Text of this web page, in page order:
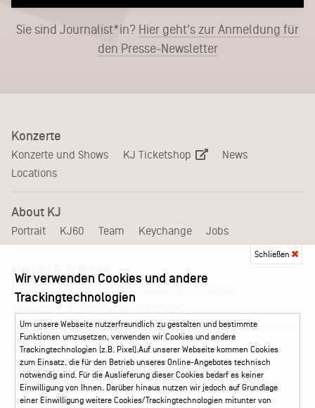
Sie sind Journalist*in? Hier geht's zur Anmeldung für
den Presse-Newsletter
Konzerte
Konzerte und Shows KJ Ticketshop
News
Locations
About KJ
Portrait KJ60 Team Keychange Jobs
Booking Presse
Service
Kontakt Leichte Sprache
FAQ / Hilfe
Ticketshop Hamburg
Gutscheine
Callback-Service
Ticketservice 040 - 413 22 60
Schließen
Wir verwenden Cookies und andere
Trackingtechnologien
Um unsere Webseite nutzerfreundlich zu gestalten und bestimmte
Funktionen umzusetzen, verwenden wir Cookies und andere
Trackingtechnologien (z.B. Pixel).Auf unserer Webseite kommen Cookies
zum Einsatz, die für den Betrieb unseres Online-Angebotes technisch
notwendig sind. Für die Auslieferung dieser Cookies bedarf es keiner
Einwilligung von Ihnen. Darüber hinaus nutzen wir jedoch auf Grundlage
einer Einwilligung weitere Cookies/Trackingtechnologien mitunter von